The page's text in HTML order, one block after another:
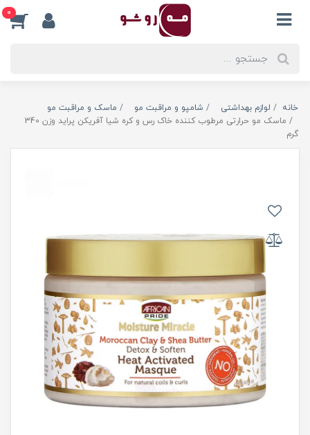
0
خانه لوازم بهداشتی شامپو و مراقبت مو
ماسک و مراقبت مو
ماسک مو حرارتی مرطوب کننده خاک رس و کره شیا آفریکن پراید وزن 340
گرم